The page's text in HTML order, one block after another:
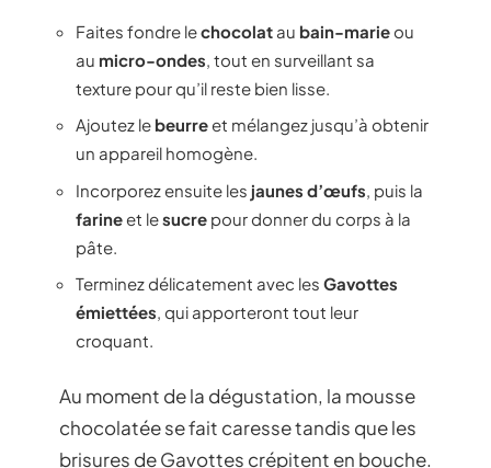
Faites fondre lechocolat au bain-marieou
au micro-ondes , tout en surveillant sa
texture pour qu’il reste bien lisse.
Ajoutez le beurreet mélangez jusqu’à obtenir
un appareil homogène.
Incorporez ensuite les jaunes d’œufs , puis la
farineet lesucre pour donner du corps à la
pâte.
Terminez délicatement avec les Gavottes
émiettées, qui apporteront tout leur
croquant.
Au moment de la dégustation, la mousse
chocolatée se fait caresse tandis que les
brisures de Gavottes crépitent en bouche.